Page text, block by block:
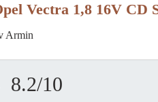
Vectra 1,8 16V CD
Armin
8.2/10